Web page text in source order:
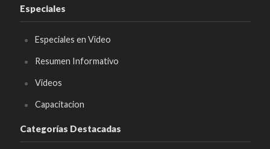
Especiales
Especiales en Video
Resumen Informativo
Videos
Capacitacion
Categorías Destacadas